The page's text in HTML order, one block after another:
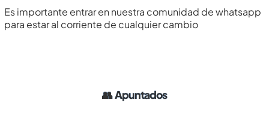
Es importante entrar en nuestra comunidad de whatsapp
para estar al corriente de cualquier cambio
👥Apuntados